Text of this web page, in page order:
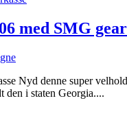
med SMG
Nyd denne super
den i staten Georgia....